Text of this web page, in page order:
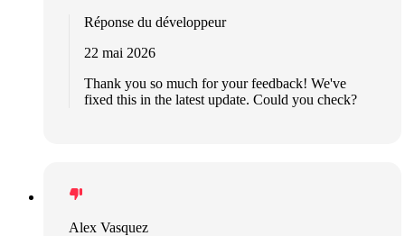
Réponse du développeur
22 mai 2026
Thank you so much for your feedback! We've
fixed this in the latest update. Could you check?
Alex Vasquez